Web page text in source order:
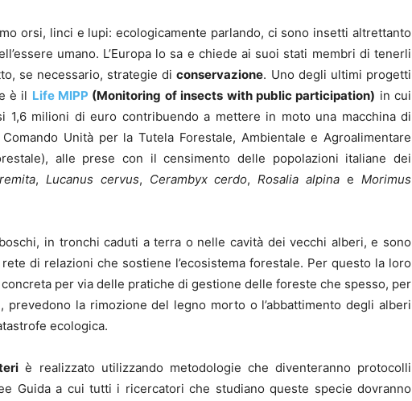
orsi, linci e lupi: ecologicamente parlando, ci sono insetti altrettanto
umano. L’Europa lo sa e chiede ai suoi stati membri di tenerli
se necessario, strategie diconservazione. Uno degli ultimi progetti
è il Life MIPP (Monitoring of insects with public participation) in cui
1,6 milioni di euro contribuendo a mettere in moto una macchina di
Unità per la Tutela Forestale, Ambientale e Agroalimentare
alle prese con il censimento delle popolazioni italiane dei
, Lucanus cervus, Cerambyx cerdo,Rosalia alpinaeMorimus
in tronchi caduti a terra o nelle cavità dei vecchi alberi, e sono
di relazioni che sostiene l’ecosistema forestale. Per questo la loro
concreta per via delle pratiche di gestione delle foreste che spesso, per
prevedono la rimozione del legno morto o l’abbattimento degli alberi
ecologica.
è realizzato utilizzando metodologie che diventeranno protocolli
Guida a cui tutti i ricercatori che studiano queste specie dovranno